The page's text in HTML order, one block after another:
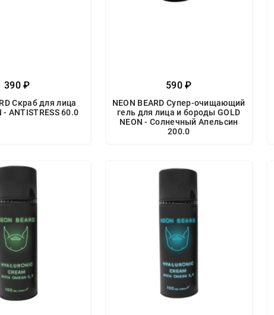
390 ₽
Скраб для лица
- ANTISTRESS 60.0
590 ₽
NEON BEARD Супер-очищающий
гель для лица и бороды GOLD
NEON - Солнечный Апельсин
200.0